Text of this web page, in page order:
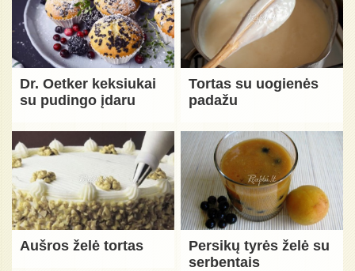
Dr. Oetker keksiukai
su pudingo įdaru
Tortas su uogienės
padažu
Aušros želė tortas
Persikų tyrės želė su
serbentais